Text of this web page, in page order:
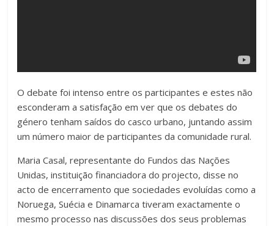
O debate foi intenso entre os participantes e estes não
esconderam a satisfação em ver que os debates do
género tenham saídos do casco urbano, juntando assim
um número maior de participantes da comunidade rural.
Maria Casal, representante do Fundos das Nações
Unidas, instituição financiadora do projecto, disse no
acto de encerramento que sociedades evoluídas como a
Noruega, Suécia e Dinamarca tiveram exactamente o
mesmo processo nas discussões dos seus problemas